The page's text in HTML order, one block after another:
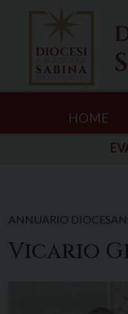
HOME
ANNUARIO
Vicario